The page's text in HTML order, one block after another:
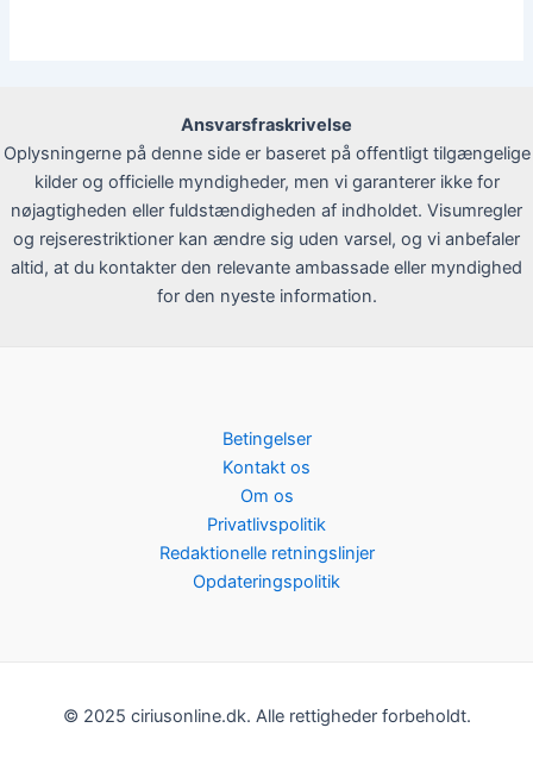
Ansvarsfraskrivelse
Oplysningerne på denne side er baseret på offentligt tilgængelige
kilder og officielle myndigheder, men vi garanterer ikke for
nøjagtigheden eller fuldstændigheden af indholdet. Visumregler
og rejserestriktioner kan ændre sig uden varsel, og vi anbefaler
altid, at du kontakter den relevante ambassade eller myndighed
for den nyeste information.
Betingelser
Kontakt os
Om os
Privatlivspolitik
Redaktionelle retningslinjer
Opdateringspolitik
© 2025 ciriusonline.dk. Alle rettigheder forbeholdt.